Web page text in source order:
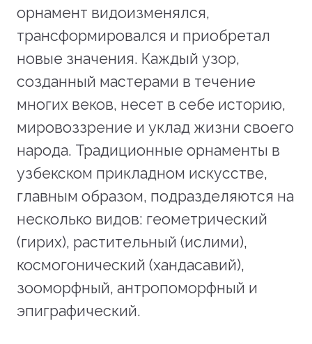
орнамент видоизменялся,
трансформировался и приобретал
новые значения. Каждый узор,
созданный мастерами в течение
многих веков, несет в себе историю,
мировоззрение и уклад жизни своего
народа. Традиционные орнаменты в
узбекском прикладном искусстве,
главным образом, подразделяются на
несколько видов: геометрический
(гирих), растительный (ислими),
космогонический (хандасавий),
зооморфный, антропоморфный и
эпиграфический.